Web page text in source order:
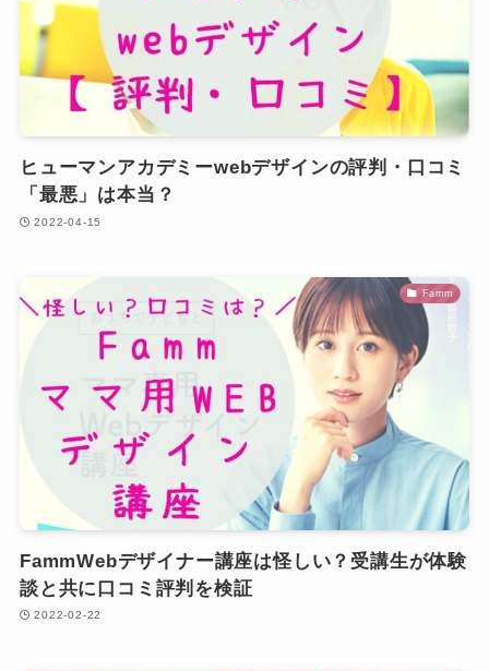
ヒューマンアカデミーwebデザインの評判・口コミ
「最悪」は本当？
2022-04-15
Famm
FammWebデザイナー講座は怪しい？受講生が体験
談と共に口コミ評判を検証
2022-02-22